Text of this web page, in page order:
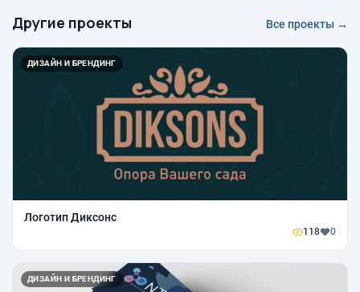
Другие проекты Все проекты →
ДИЗАЙН И БРЕНДИНГ
Логотип Диксонс
118 0
ДИЗАЙН И БРЕНДИНГ